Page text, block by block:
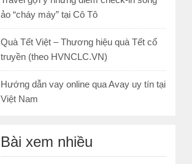
ảo “cháy máy” tại Cô Tô
Quà Tết Việt – Thương hiệu quà Tết cổ
truyền (theo HVNCLC.VN)
Hướng dẫn vay online qua Avay uy tín tại
Việt Nam
Bài xem nhiều